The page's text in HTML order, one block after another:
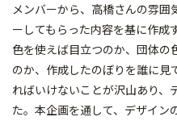
メンバーから、高橋さんの雰囲
ーしてもらった内容を基に作成
色を使えば目立つのか、団体の
のか、作成したのぼりを誰に見
ればいけないことが沢山あり、
た。本企画を通して、デザイン